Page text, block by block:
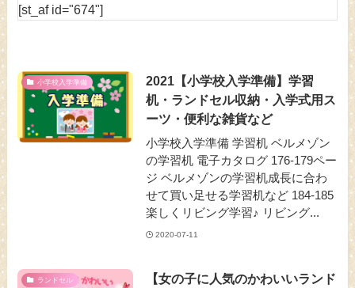
[st_af id="674"]
小学校入学準備
2021【小学校入学準備】学習
机・ランドセル収納・入学式用ス
ーツ・便利な雑貨など
小学校入学準備 学習机 ベルメゾン
の学習机 電子カタログ 176-179ペー
ジ ベルメゾンの学習机成長に合わ
せて買い足せる学習机など 184-185
楽しくリビング学習♪ リビング...
2020-07-11
ランドセル
【女の子に人気のかわいいランド